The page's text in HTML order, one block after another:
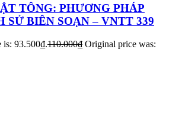
TÔNG: PHƯƠNG PHÁP
SỬ BIÊN SOẠN – VNTT 339
is: 93.500₫.110.000₫ Original price was: